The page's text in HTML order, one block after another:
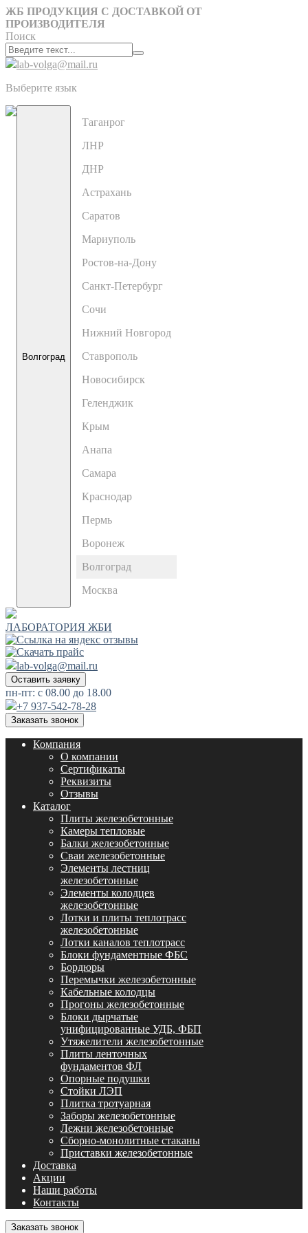
ЖБ ПРОДУКЦИЯ С ДОСТАВКОЙ ОТ
ПРОИЗВОДИТЕЛЯ
Поиск
lab-volga@mail.ru
Выберите язык
Волгоград
Таганрог
ЛНР
ДНР
Астрахань
Саратов
Мариуполь
Ростов-на-Дону
Санкт-Петербург
Сочи
Нижний Новгород
Ставрополь
Новосибирск
Геленджик
Крым
Анапа
Самара
Краснодар
Пермь
Воронеж
Волгоград
Москва
ЛАБОРАТОРИЯ ЖБИ
lab-volga@mail.ru
Оставить заявку
пн-пт: с 08.00 до 18.00
+7 937-542-78-28
Заказать звонок
Компания
О компании
Сертификаты
Реквизиты
Отзывы
Каталог
Плиты железобетонные
Камеры тепловые
Балки железобетонные
Сваи железобетонные
Элементы лестниц
железобетонные
Элементы колодцев
железобетонные
Лотки и плиты теплотрасс
железобетонные
Лотки каналов теплотрасс
Блоки фундаментные ФБС
Бордюры
Перемычки железобетонные
Кабельные колодцы
Прогоны железобетонные
Блоки дырчатые
унифицированные УДБ, ФБП
Утяжелители железобетонные
Плиты ленточных
фундаментов ФЛ
Опорные подушки
Стойки ЛЭП
Плитка тротуарная
Заборы железобетонные
Лежни железобетонные
Сборно-монолитные стаканы
Приставки железобетонные
Доставка
Акции
Наши работы
Контакты
Заказать звонок